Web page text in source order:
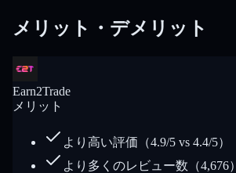
メリット・デメリット
Earn2Trade
メリット
より高い評価（4.9/5 vs 4.4/5）
より多くのレビュー数（4,676）